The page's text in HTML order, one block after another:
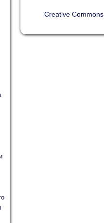
Creative Commons